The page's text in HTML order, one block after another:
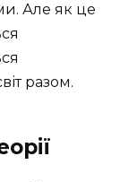
Але як це
разом.